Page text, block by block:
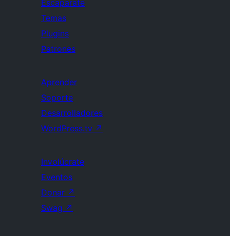
Escaparate
Temas
Plugins
Patrones
Aprender
Soporte
Desarrolladores
WordPress.tv ↗
Involúcrate
Eventos
Donar ↗
Swag ↗